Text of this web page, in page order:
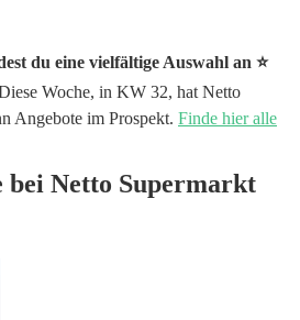
du eine vielfältige Auswahl an ⭐️
Woche, in KW 32, hat Netto
Angebote im Prospekt. Finde hier alle
bei Netto Supermarkt